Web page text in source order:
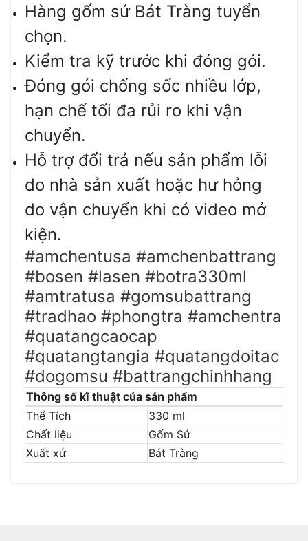
Hàng gốm sứ Bát Tràng tuyển
chọn.
Kiểm tra kỹ trước khi đóng gói.
Đóng gói chống sốc nhiều lớp,
hạn chế tối đa rủi ro khi vận
chuyển.
Hỗ trợ đổi trả nếu sản phẩm lỗi
do nhà sản xuất hoặc hư hỏng
do vận chuyển khi có video mở
kiện.
#amchentusa #amchenbattrang
#bosen #lasen #botra330ml
#amtratusa #gomsubattrang
#tradhao #phongtra #amchentra
#quatangcaocap
#quatangtangia #quatangdoitac
#dogomsu #battrangchinhhang
Thông số kĩ thuật của sản phẩm
Thể Tích
330 ml
Chất liệu
Gốm Sứ
Xuất xứ
Bát Tràng